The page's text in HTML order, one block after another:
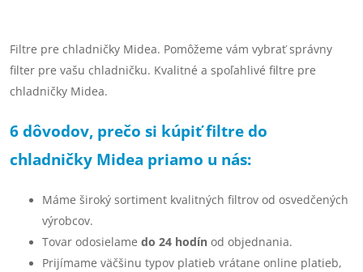
v
l
d
a
Filtre pre chladničky Midea. Pomôžeme vám vybrať správny
filter pre vašu chladničku. Kvalitné a spoľahlivé filtre pre
chladničky Midea.
6 dôvodov, prečo si kúpiť filtre do
chladničky Midea priamo u nás:
Máme široký sortiment kvalitných filtrov od osvedčených
výrobcov.
Tovar odosielame do 24 hodín od objednania.
Prijímame väčšinu typov platieb vrátane online platieb,